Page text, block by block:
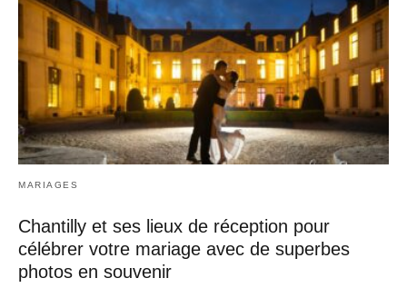
MARIAGES
Chantilly et ses lieux de réception pour
célébrer votre mariage avec de superbes
photos en souvenir